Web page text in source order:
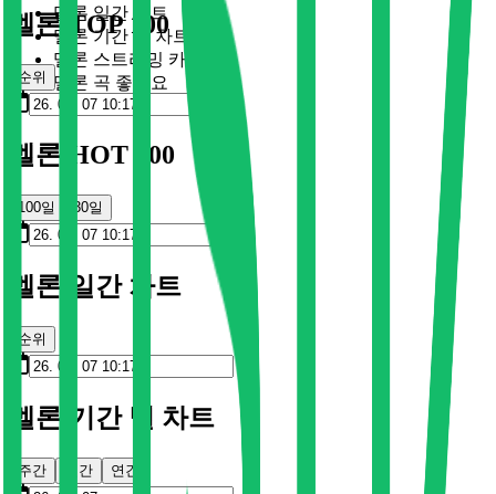
멜론 일간 차트
멜론 기간 별 차트
멜론 스트리밍 카드
멜론 곡 좋아요
멜론 TOP 100
순위
멜론 HOT 100
100일 30일
멜론 일간 차트
순위
멜론 기간 별 차트
주간 월간 연간